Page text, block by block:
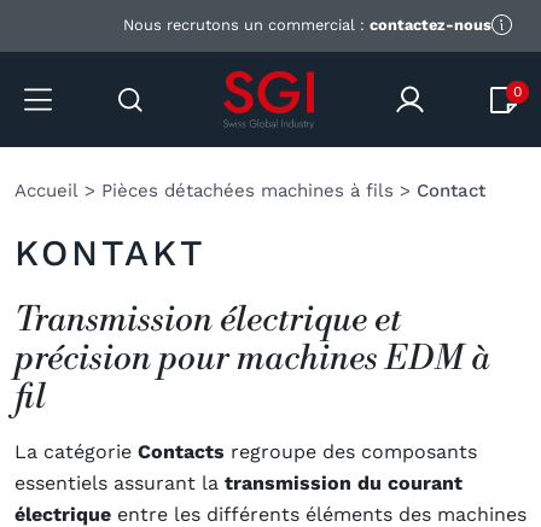
Nous recrutons un commercial : contactez-nous
0
Accueil > Pièces détachées machines à fils > Contact
KONTAKT
Transmission électrique et
précision pour machines EDM à
fil
La catégorie Contacts regroupe des composants
essentiels assurant la transmission du courant
électrique entre les différents éléments des machines